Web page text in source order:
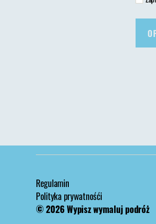
Regulamin
Polityka prywatnośći
© 2026Wypisz wymaluj podróż